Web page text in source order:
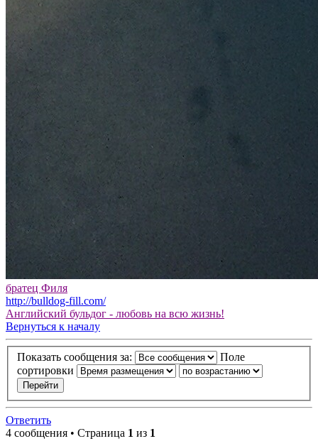
братец Филя
http://bulldog-fill.com/
Английский бульдог - любовь на всю жизнь!
Вернуться к началу
Показать сообщения за:
Поле
сортировки
Ответить
4 сообщения • Страница 1 из 1